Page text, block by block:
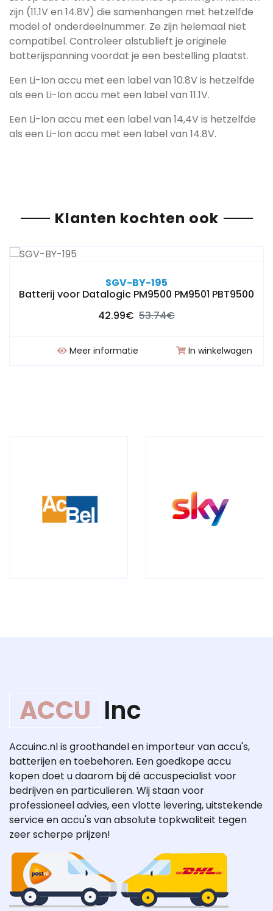
zijn (11.1V en 14.8V) die samenhangen met hetzelfde
model of onderdeelnummer. Ze zijn helemaal niet
compatibel. Controleer alstublieft je originele
batterijspanning voordat je een bestelling plaatst.
Een Li-Ion accu met een label van 10.8V is hetzelfde
als een Li-Ion accu met een label van 11.1V.
Een Li-Ion accu met een label van 14,4V is hetzelfde
als een Li-Ion accu met een label van 14.8V.
Klanten kochten ook
SGV-BY-195
Batterij voor Datalogic PM9500 PM9501 PBT9500
42.99€ 53.74€
Meer informatie In winkelwagen
ACCU Inc
Accuinc.nl is groothandel en importeur van accu's,
batterijen en toebehoren. Een goedkope accu
kopen doet u daarom bij dé accuspecialist voor
bedrijven en particulieren. Wij staan voor
professioneel advies, een vlotte levering, uitstekende
service en accu's van absolute topkwaliteit tegen
zeer scherpe prijzen!